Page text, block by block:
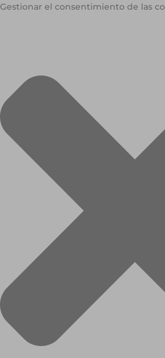
Gestionar el consentimiento de las